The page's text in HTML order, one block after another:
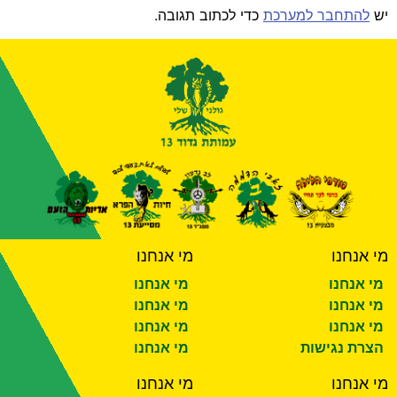
יש להתחבר למערכת כדי לכתוב תגובה.
מי אנחנו
מי אנחנו
מי אנחנו
מי אנחנו
הצרת נגישות
מי אנחנו
מי אנחנו
מי אנחנו
מי אנחנו
מי אנחנו
מי אנחנו מי אנחנו